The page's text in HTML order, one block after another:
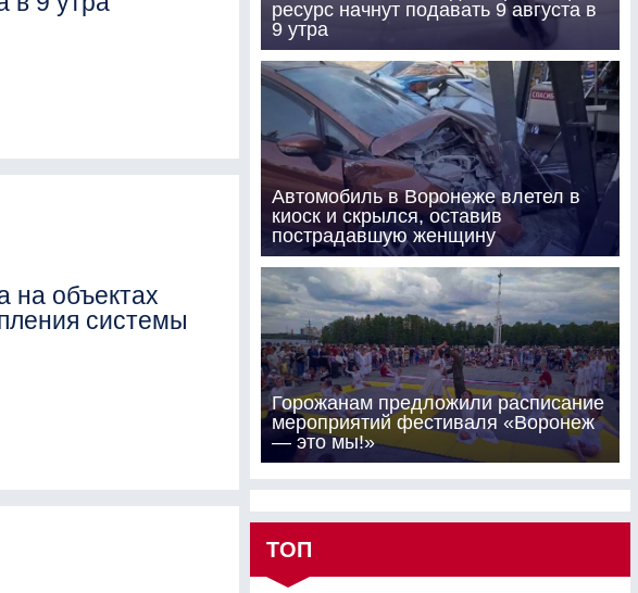
на объектах
системы
ресурс начнут подавать 9 августа в
9 утра
Автомобиль в Воронеже влетел в
киоск и скрылся, оставив
пострадавшую женщину
Горожанам предложили расписание
мероприятий фестиваля «Воронеж
— это мы!»
ТОП